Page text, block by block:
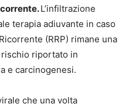
L’infiltrazione
terapia adiuvante in caso
(RRP) rimane una
riportato in
e carcinogenesi.
che una volta